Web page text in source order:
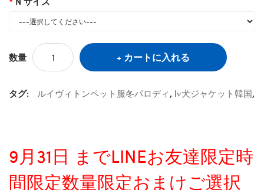
数量 カートに入れる
タグ: ルイヴィトンペット服冬パロディ, lv犬ジャケット韓国,
9月31日 までLINEお友達限定時
間限定数量限定おまけご選択